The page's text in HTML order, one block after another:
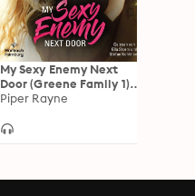
My Sexy Enemy Next
Door (Greene Family 1):
Der erste Band der
von Piper Rayne:
Piper Rayne